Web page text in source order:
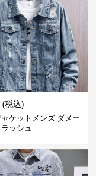
(税込)
ケットメンズ ダメー
ッシュ